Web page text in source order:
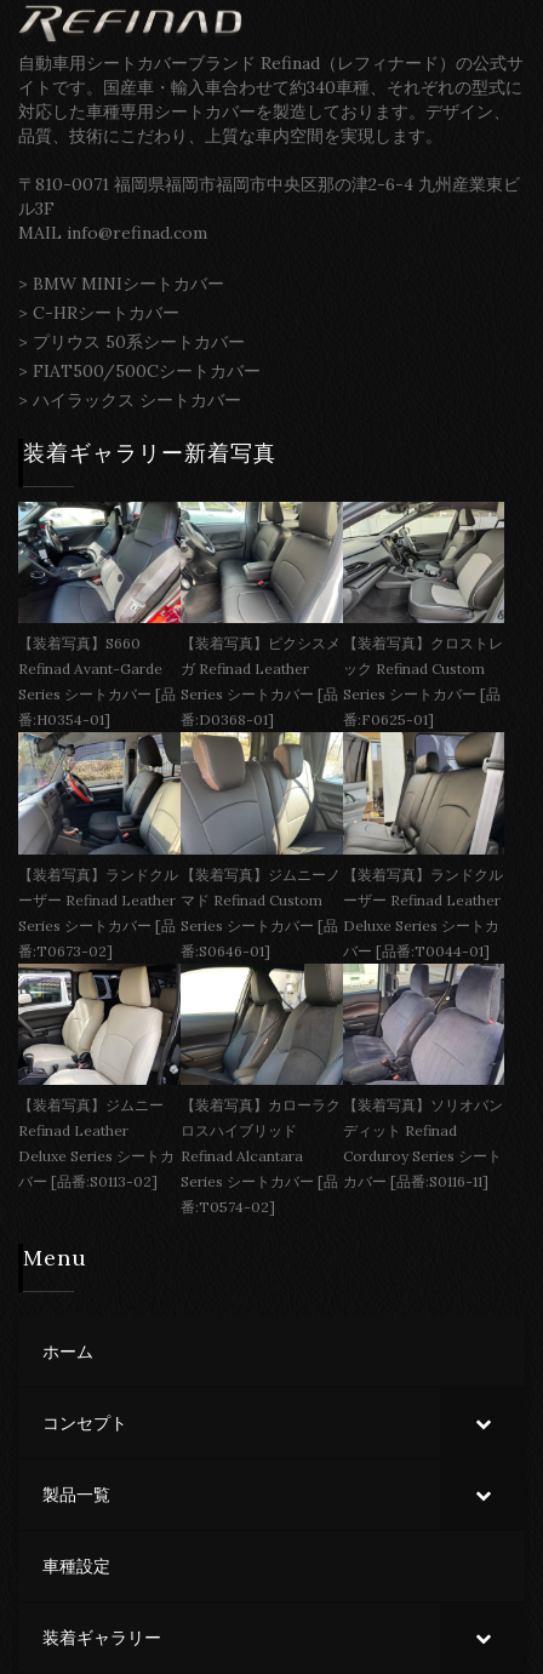
自動車用シートカバーブランド Refinad（レフィナード）の公式サ
イトです。国産車・輸入車合わせて約340車種、それぞれの型式に
対応した車種専用シートカバーを製造しております。デザイン、
品質、技術にこだわり、上質な車内空間を実現します。
〒810-0071 福岡県福岡市福岡市中央区那の津2-6-4 九州産業東ビ
ル3F
MAIL info@refinad.com
> BMW MINIシートカバー
> C-HRシートカバー
> プリウス 50系シートカバー
> FIAT500/500Cシートカバー
> ハイラックス シートカバー
装着ギャラリー新着写真
【装着写真】S660
Refinad Avant-Garde
Series シートカバー [品
番:H0354-01]
【装着写真】ピクシスメ
ガ Refinad Leather
Series シートカバー [品
番:D0368-01]
【装着写真】クロストレ
ック Refinad Custom
Series シートカバー [品
番:F0625-01]
【装着写真】ランドクル
ーザー Refinad Leather
Series シートカバー [品
番:T0673-02]
【装着写真】ジムニーノ
マド Refinad Custom
Series シートカバー [品
番:S0646-01]
【装着写真】ランドクル
ーザー Refinad Leather
Deluxe Series シートカ
バー [品番:T0044-01]
【装着写真】ジムニー
Refinad Leather
Deluxe Series シートカ
バー [品番:S0113-02]
【装着写真】カローラク
ロスハイブリッド
Refinad Alcantara
Series シートカバー [品
番:T0574-02]
【装着写真】ソリオバン
ディット Refinad
Corduroy Series シート
カバー [品番:S0116-11]
Menu
ホーム
コンセプト
製品一覧
車種設定
装着ギャラリー